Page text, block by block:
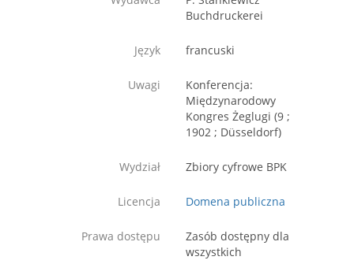
Buchdruckerei
Język francuski
Uwagi
Konferencja:
Międzynarodowy
Kongres Żeglugi (9 ;
1902 ; Düsseldorf)
Wydział Zbiory cyfrowe BPK
Licencja Domena publiczna
Prawa dostępu
Zasób dostępny dla
wszystkich